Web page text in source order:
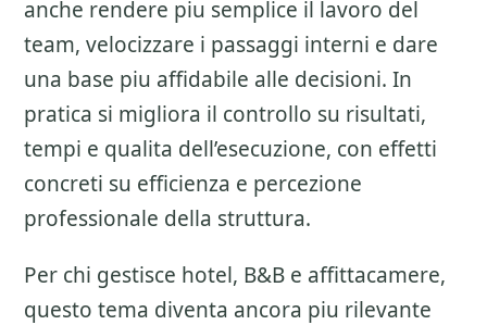
anche rendere piu semplice il lavoro del
team, velocizzare i passaggi interni e dare
una base piu affidabile alle decisioni. In
pratica si migliora il controllo su risultati,
tempi e qualita dell’esecuzione, con effetti
concreti su efficienza e percezione
professionale della struttura.
Per chi gestisce hotel, B&B e affittacamere,
questo tema diventa ancora piu rilevante